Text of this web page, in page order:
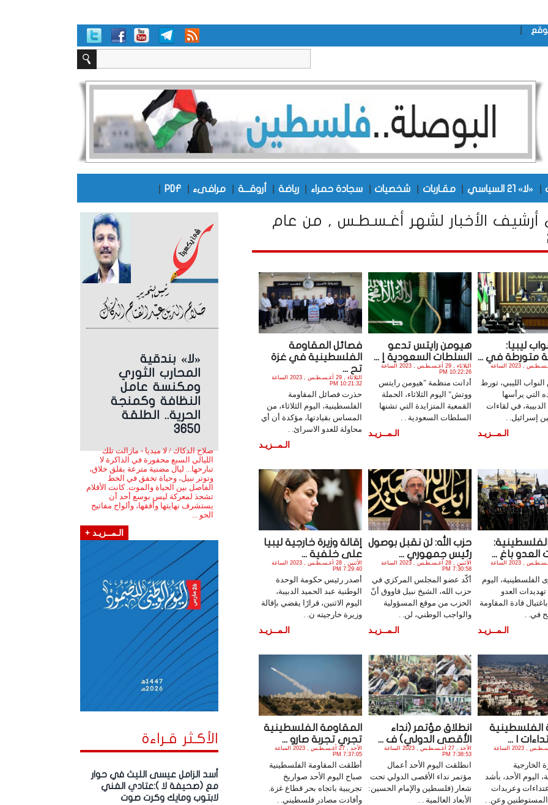
«لا» 21 السياسي مقـاربات شخصيات سجادة حمراء رياضة أروقـــة مرافىء PDF
«لا» بندقية
المحارب الثوري
ومكنسة عامل
النظافة وكمنجة
الحرية.. الطلقة
3650
صلاح الدكاك / لا ميديا - مازالت تلك
الليالي السبع محفورة في الذاكرة لا
تبارحها... ليال مضنية مترعة بقلق خلاق،
وتوتر نبيل، وحياة تخفق في الخط
الفاصل بين الحياة والموت. كانت الأقلام
تشحذ لمعركة ليس بوسع أحد أن
يستشرف نهايتها وأفقها، وألواح مفاتيح
الحو ...
الـمــزيـد +
الأكـثر قـراءة
أسد الزامل عيسى الليث في حوار
مع (صحيفة لا ):عتادي الفني
لابتوب ومايك وكرت صوت
أرشيف الأخبار لشهر أغـسـطـس , من عام
ليبيا:
متورطة في ...
الثلاثاء , 29 أغـسـطـس , 2023 الساعة
الليبي، تورط
التي يرأسها
في لقاءات
إسرائيل. .
الـمــزيـد
هيومن رايتس تدعو
السلطات السعودية إ ...
الثلاثاء , 29 أغـسـطـس , 2023 الساعة
10:22:26 PM
أدانت منظمة "هيومن رايتس
ووتش" اليوم الثلاثاء، الحملة
القمعية المتزايدة التي تشنها
السلطات السعودية . .
الـمــزيـد
فصائل المقاومة
الفلسطينية في غزة
تح ...
الثلاثاء , 29 أغـسـطـس , 2023 الساعة
10:21:32 PM
حذرت فصائل المقاومة
الفلسطينية، اليوم الثلاثاء، من
المساس بقيادتها، مؤكدة أن أي
محاولة للعدو الاسرائ. .
الـمــزيـد
العدو باغ ...
الأثنين , 28 أغـسـطـس , 2023 الساعة
الفلسطينية، اليوم
تهديدات العدو
قادة المقاومة
في. .
الـمــزيـد
حزب الله: لن نقبل بوصول
رئيس جمهوري ...
الأثنين , 28 أغـسـطـس , 2023 الساعة
7:30:58 PM
أكّد عضو المجلس المركزي في
حزب الله، الشيخ نبيل قاووق أنّ
الحزب من موقع المسؤولية
والواجب الوطني، لن. .
الـمــزيـد
إقالة وزيرة خارجية ليبيا
على خلفية ...
الأثنين , 28 أغـسـطـس , 2023 الساعة
7:29:40 PM
أصدر رئيس حكومة الوحدة
الوطنية عبد الحميد الدبيبة،
اليوم الاثنين، قرارًا يقضي بإقالة
وزيرة خارجيته ن. .
الـمــزيـد
الفلسطينية
ا ...
الأحد , 27 أغـسـطـس , 2023 الساعة
الخارجية
اليوم الأحد، بأشد
وعربدات
وعن. .
انطلاق مؤتمر (نداء
الأقصى الدولي) ف ...
الأحد , 27 أغـسـطـس , 2023 الساعة
7:38:53 PM
انطلقت اليوم الأحد أعمال
مؤتمر نداء الأقصى الدولي تحت
شعار (فلسطين والإمام الحسين:
الأبعاد العالمية . .
المقاومة الفلسطينية
تجري تجربة صارو ...
الأحد , 27 أغـسـطـس , 2023 الساعة
7:37:05 PM
أطلقت المقاومة الفلسطينية
صباح اليوم الأحد صواريخ
تجريبية باتجاه بحر قطاع غزة.
وأفادت مصادر فلسطيني. .